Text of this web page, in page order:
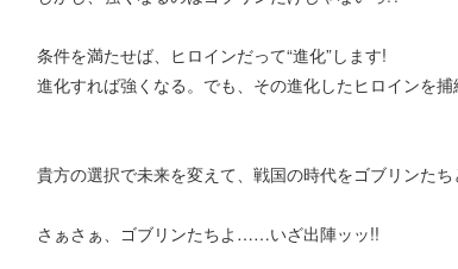
条件を満たせば、ヒロインだって“進化”します!
進化すれば強くなる。でも、その進化したヒロインを
貴方の選択で未来を変えて、戦国の時代をゴブリンた
さぁさぁ、ゴブリンたちよ……いざ出陣ッッ!!